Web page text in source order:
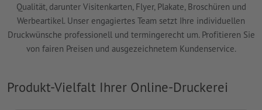
Qualität, darunter Visitenkarten, Flyer, Plakate, Broschüren und
Werbeartikel. Unser engagiertes Team setzt Ihre individuellen
Druckwünsche professionell und termingerecht um. Profitieren Sie
von fairen Preisen und ausgezeichnetem Kundenservice.
Produkt-Vielfalt Ihrer Online-Druckerei